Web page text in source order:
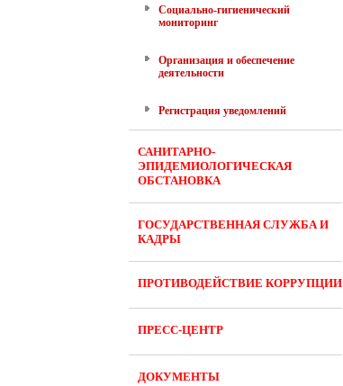
Социально-гигиенический
мониторинг
Организация и обеспечение
деятельности
Регистрация уведомлений
САНИТАРНО-
ЭПИДЕМИОЛОГИЧЕСКАЯ
ОБСТАНОВКА
ГОСУДАРСТВЕННАЯ СЛУЖБА И
КАДРЫ
ПРОТИВОДЕЙСТВИЕ КОРРУПЦИИ
ПРЕСС-ЦЕНТР
ДОКУМЕНТЫ